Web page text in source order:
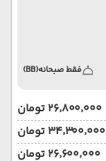
فقط صبحانه(BB)
۲۶٬۸۰۰٬۰۰۰ تومان
۳۴٬۳۰۰٬۰۰۰ تومان
۲۶٬۶۰۰٬۰۰۰ تومان